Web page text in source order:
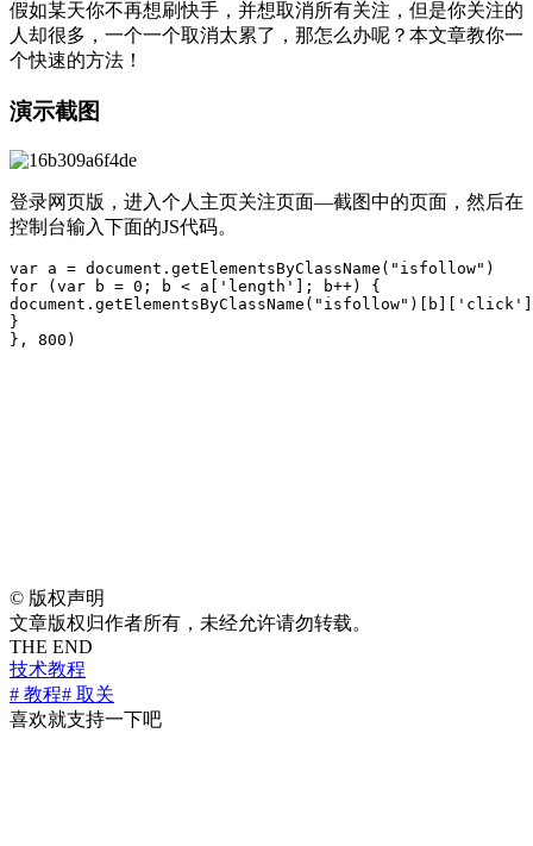
假如某天你不再想刷快手，并想取消所有关注，但是你关注的
人却很多，一个一个取消太累了，那怎么办呢？本文章教你一
个快速的方法！
演示截图
登录网页版，进入个人主页关注页面—截图中的页面，然后在
控制台输入下面的JS代码。
var a = document.getElementsByClassName("isfollow")
for (var b = 0; b < a['length']; b++) {
}
}, 800)
© 版权声明
文章版权归作者所有，未经允许请勿转载。
THE END
技术教程
# 教程# 取关
喜欢就支持一下吧